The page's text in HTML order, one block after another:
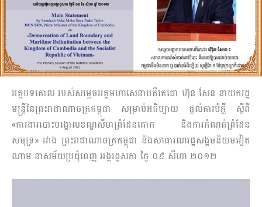
អត្ថបទគោល របស់សម្តេចអគ្គមហាសេនាបតីតេជោ ហ៊ុន សែន នាយករដ្ឋ
មន្ត្រីនៃព្រះរាជា​ណា​ចក្រ​កម្ពុជា សម្រាប់អធិប្បាយ ផ្តល់ការបំភ្លឺ ស្តីពី
«ការងារបោះបង្គោលខណ្ឌសីមាព្រំដែនគោក និង​ការ​កំណត់ព្រំដែន
សមុទ្រ» រវាង ព្រះរាជាណាចក្រកម្ពុជា និងសាធារណរដ្ឋសង្គមនិយម​វៀត​
ណាម​ នាសម័យប្រជុំពេញ អង្គរដ្ឋសភា ថ្ងៃ ០៩ សីហា ២០១២